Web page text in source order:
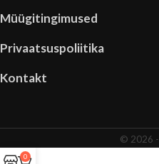
Müügitingimused
Privaatsuspoliitika
Kontakt
© 2026 -
0